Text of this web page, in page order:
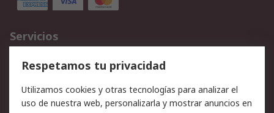
Servicios
Cómo realizar pedidos
Devoluciones
Facturación y pago
Ofertas
Soporte técnico
Respetamos tu privacidad
Utilizamos cookies y otras tecnologías para analizar el
uso de nuestra web, personalizarla y mostrar anuncios en